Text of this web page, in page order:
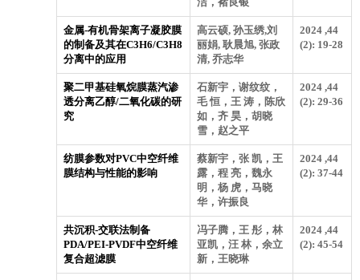
金属-有机骨架离子凝胶膜
的制备及其在C3H6/C3H8
分离中的应用
高云硕, 孙玉绣,刘
丽娟, 耿晨旭, 张政
清, 乔志华
2024 ,44
(2): 19-28
聚二甲基硅氧烷膜蒸汽渗
透分离乙醇/二氧化碳的研
究
石新宇，谢纹纹，
毛 恒，王 涛，陈欣
如，齐 昊，胡晓
雪，赵之平
2024 ,44
(2): 29-36
纺膜参数对PVC中空纤维
膜结构与性能的影响
蔡新宇，张 凯，王
露，程 亮，魏永
明，杨 虎，马晓
华，许振良
2024 ,44
(2): 37-44
共沉积-交联法制备
PDA/PEI-PVDF中空纤维
复合超滤膜
冯子腾，王 彤，林
亚凯，汪 林，余立
新，王晓琳
2024 ,44
(2): 45-54